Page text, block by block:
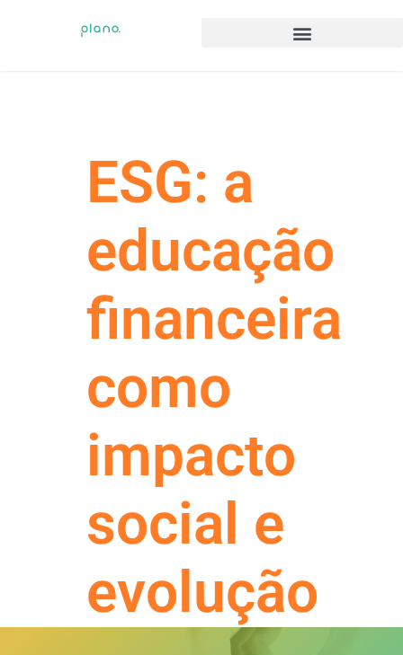
ESG: a
educação
financeira
como
impacto
social e
evolução